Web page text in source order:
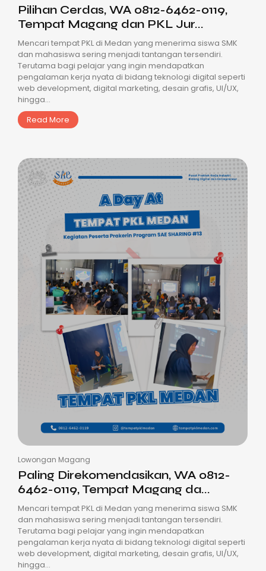
Pilihan Cerdas, WA 0812-6462-0119,
Tempat Magang dan PKL Jur...
Mencari tempat PKL di Medan yang menerima siswa SMK
dan mahasiswa sering menjadi tantangan tersendiri.
Terutama bagi pelajar yang ingin mendapatkan
pengalaman kerja nyata di bidang teknologi digital seperti
web development, digital marketing, desain grafis, UI/UX,
hingga...
Read More
Lowongan Magang
Paling Direkomendasikan, WA 0812-
6462-0119, Tempat Magang da...
Mencari tempat PKL di Medan yang menerima siswa SMK
dan mahasiswa sering menjadi tantangan tersendiri.
Terutama bagi pelajar yang ingin mendapatkan
pengalaman kerja nyata di bidang teknologi digital seperti
web development, digital marketing, desain grafis, UI/UX,
hingga...